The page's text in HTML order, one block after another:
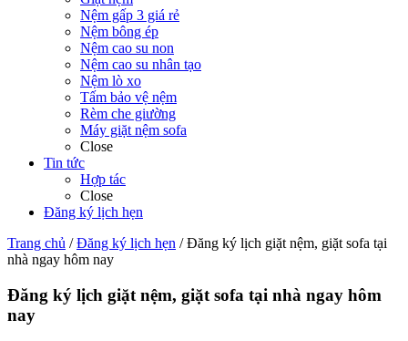
Nệm gấp 3 giá rẻ
Nệm bông ép
Nệm cao su non
Nệm cao su nhân tạo
Nệm lò xo
Tấm bảo vệ nệm
Rèm che giường
Máy giặt nệm sofa
Close
Tin tức
Hợp tác
Close
Đăng ký lịch hẹn
Trang chủ /Đăng ký lịch hẹn /Đăng ký lịch giặt nệm, giặt sofa tại
nhà ngay hôm nay
Đăng ký lịch giặt nệm, giặt sofa tại nhà ngay hôm
nay